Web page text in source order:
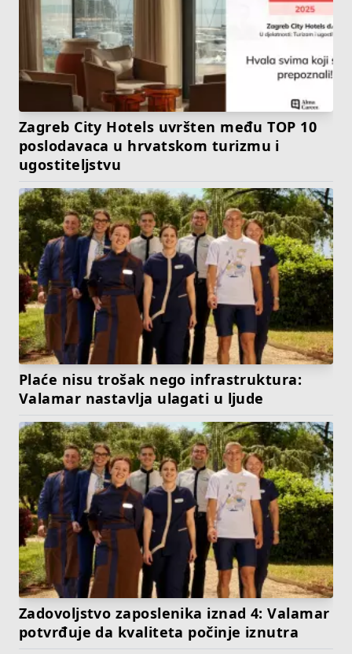
Zagreb City Hotels uvršten među TOP 10
poslodavaca u hrvatskom turizmu i
ugostiteljstvu
Plaće nisu trošak nego infrastruktura:
Valamar nastavlja ulagati u ljude
Zadovoljstvo zaposlenika iznad 4: Valamar
potvrđuje da kvaliteta počinje iznutra